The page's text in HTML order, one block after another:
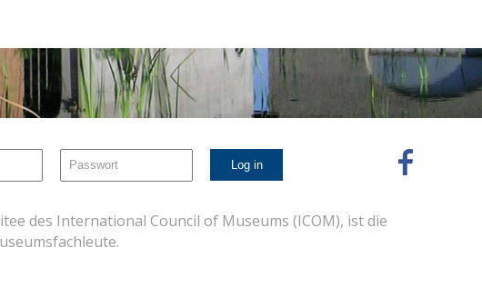
des International Council of Museums (ICOM), ist die